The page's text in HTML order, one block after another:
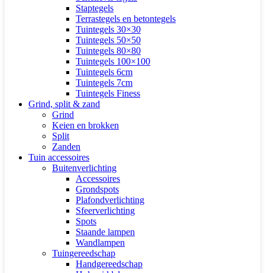
Staptegels
Terrastegels en betontegels
Tuintegels 30×30
Tuintegels 50×50
Tuintegels 80×80
Tuintegels 100×100
Tuintegels 6cm
Tuintegels 7cm
Tuintegels Finess
Grind, split & zand
Grind
Keien en brokken
Split
Zanden
Tuin accessoires
Buitenverlichting
Accessoires
Grondspots
Plafondverlichting
Sfeerverlichting
Spots
Staande lampen
Wandlampen
Tuingereedschap
Handgereedschap